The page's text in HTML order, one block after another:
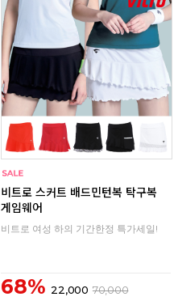
비트로 스커트 배드민턴복 탁구복
게임웨어
비트로 여성 하의 기간한정 특가세일!
68% 22,000 70,000